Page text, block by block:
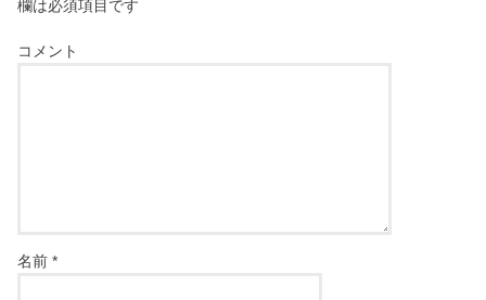
欄は必須項目です
コメント
名前*